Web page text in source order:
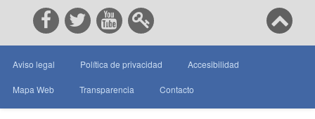
Aviso legal Política de privacidad Accesibilidad
Mapa Web Transparencia Contacto